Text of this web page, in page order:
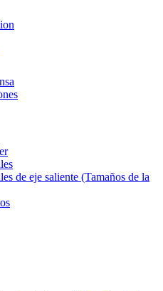
de eje saliente (Tamaños de la